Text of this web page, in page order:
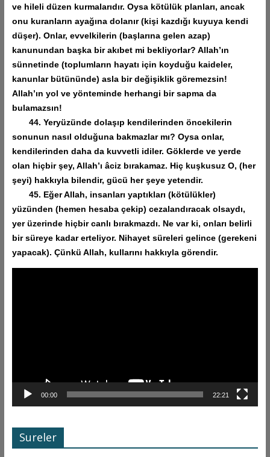
ve hileli düzen kurmalarıdır. Oysa kötülük planları, ancak
onu kuranların ayağına dolanır (kişi kazdığı kuyuya kendi
düşer). Onlar, evvelkilerin (başlarına gelen azap)
kanunundan başka bir akıbet mi bekliyorlar? Allah’ın
sünnetinde (toplumların hayatı için koyduğu kaideler,
kanunlar bütününde) asla bir değişiklik göremezsin!
Allah’ın yol ve yönteminde herhangi bir sapma da
bulamazsın!
44. Yeryüzünde dolaşıp kendilerinden öncekilerin
sonunun nasıl olduğuna bakmazlar mı? Oysa onlar,
kendilerinden daha da kuvvetli idiler. Göklerde ve yerde
olan hiçbir şey, Allah’ı âciz bırakamaz. Hiç kuşkusuz O, (her
şeyi) hakkıyla bilendir, gücü her şeye yetendir.
45. Eğer Allah, insanları yaptıkları (kötülükler)
yüzünden (hemen hesaba çekip) cezalandıracak olsaydı,
yer üzerinde hiçbir canlı bırakmazdı. Ne var ki, onları belirli
bir süreye kadar erteliyor. Nihayet süreleri gelince (gerekeni
yapacak). Çünkü Allah, kullarını hakkıyla görendir.
00:00 22:21
Sureler